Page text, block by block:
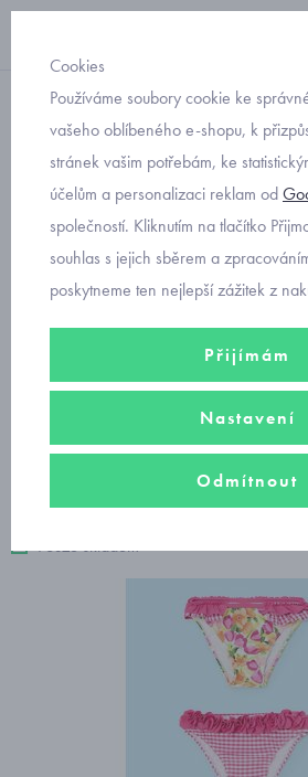
plavky
dívčí plavky
Plavkové kalhotky pro holčičkuod
předního výrobce dětského oblečení
Filtry
Seřadit podle
Doporučujeme
Nejprodávanější
Od nejdražšího
Pouze skladem
Cookies
Používáme soubory cookie ke
vašeho oblíbeného e-shopu, k
stránek vašim potřebám, ke
účelům a personalizaci reklam od
společností. Kliknutím na tlačítko
souhlas s jejich sběrem a
poskytneme ten nejlepší zážitek z
Přijímám
Nastavení
Odmítnout